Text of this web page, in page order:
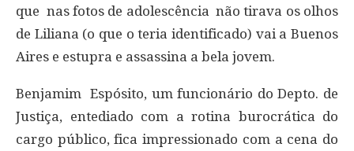
que nas fotos de adolescência não tirava os olhos
de Liliana (o que o teria identificado) vai a Buenos
Aires e estupra e assassina a bela jovem.
Benjamim Espósito, um funcionário do Depto. de
Justiça, entediado com a rotina burocrática do
cargo público, fica impressionado com a cena do